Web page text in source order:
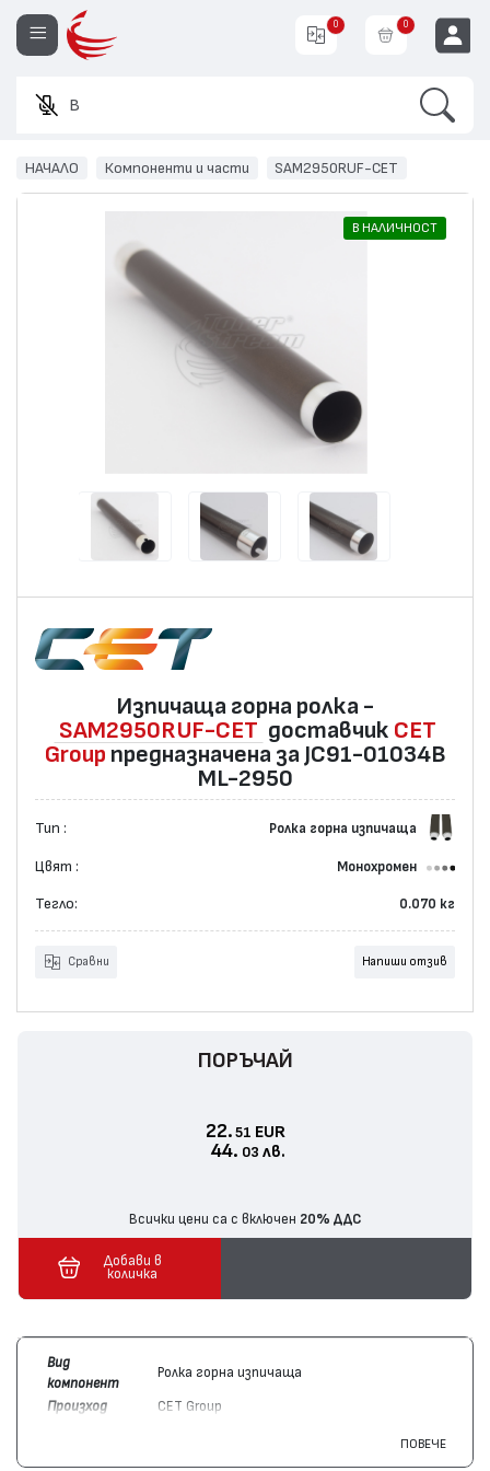
Въвед
0 0
НАЧАЛО Компоненти и части SAM2950RUF-CET
В НАЛИЧНОСТ
Изпичаща горна ролка -
SAM2950RUF-CET доставчик CET
Group предназначена за JC91-01034B
ML-2950
Тип : Ролка горна изпичаща
Цвят : Монохромен
Тегло: 0.070 кг
Сравни Напиши отзив
ПОРЪЧАЙ
22. 51 EUR
44. 03 лв.
Всички цени са с включен 20% ДДС
Добави в
количка
Вид
компонент
Ролка горна изпичаща
Произход
CET Group
ПОВЕЧЕ